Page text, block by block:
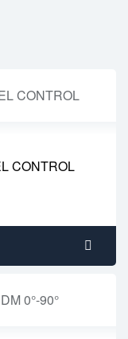
CONTROL